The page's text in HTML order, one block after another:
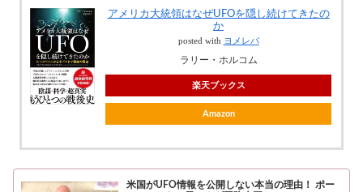
アメリカ大統領はなぜUFOを隠し続けてきたの
か
posted with ヨメレバ
ラリー・ホルコム
楽天ブックス
Amazon
米国がUFO情報を公開しない本当の理由！ ポー